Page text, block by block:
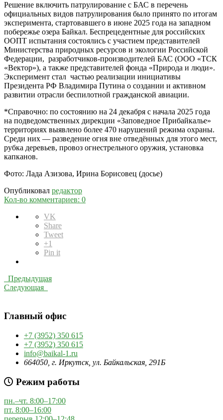
Решение включить патрулирование с БАС в перечень
официальных видов патрулирования было принято по итогам
эксперимента, стартовавшего в июне 2025 года на западном
побережье озера Байкал. Беспрецедентные для российских
ООПТ испытания состоялись с участием представителей
Министерства природных ресурсов и экологии Российской
Федерации, разработчиков-производителей БАС (ООО «ТСК
«Вектор»), а также представителей фонда «Природа и люди».
Эксперимент стал частью реализации инициативы
Президента РФ Владимира Путина о создании и активном
развитии отрасли беспилотной гражданской авиации.
*Справочно: по состоянию на 24 декабря с начала 2025 года
на подведомственных дирекции «Заповедное Прибайкалье»
территориях выявлено более 470 нарушений режима охраны.
Среди них — разведение огня вне отведённых для этого мест,
рубка деревьев, провоз огнестрельного оружия, установка
капканов.
Фото: Лада Азизова, Ирина Борисовец (досье)
Опубликовал редактор
Кол-во комментариев: 0
VK
Share
Tweet
+1
Pin it
Предыдущая
Следующая
Главный офис
+7 (3952) 350 615
+7 (3952) 350 615
info@baikal-1.ru
664050, г. Иркутск, ул. Байкальская, 291Б
Режим работы
пн.–чт. 8:00–17:00
пт. 8:00–16:00